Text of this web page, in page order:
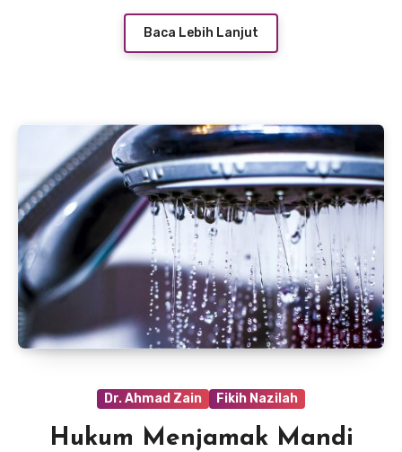
Baca Lebih Lanjut
Dr. Ahmad Zain Fikih Nazilah
Hukum Menjamak Mandi